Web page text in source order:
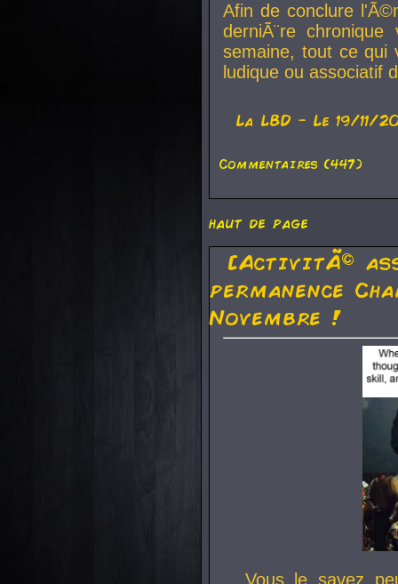
Afin de conclure
derniÃ¨re
semaine, tout ce qui
ludique ou associatif
La LBD - Le 19/11/
Commentaires (447)
haut de page
[ActivitÃ©
permanence
Novembre !
Vous le savez